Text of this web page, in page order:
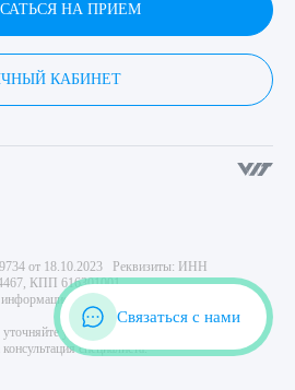
НА ПРИЕМ
КАБИНЕТ
от 18.10.2023 Реквизиты: ИНН
КПП 616301001
характер и не являются
у администратора центра. Имеются
специалиста.
Связаться с нами